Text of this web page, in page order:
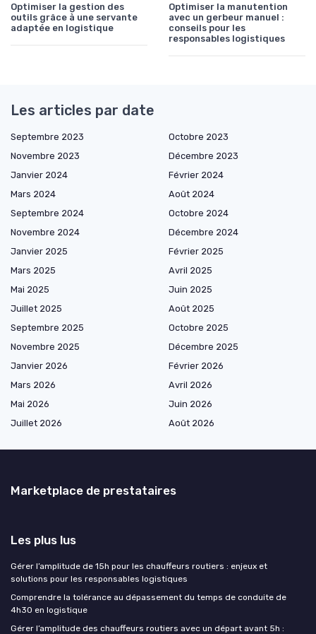
Optimiser la gestion des
outils grâce à une servante
adaptée en logistique
Optimiser la manutention
avec un gerbeur manuel :
conseils pour les
responsables logistiques
Les articles par date
Septembre 2023
Octobre 2023
Novembre 2023
Décembre 2023
Janvier 2024
Février 2024
Mars 2024
Août 2024
Septembre 2024
Octobre 2024
Novembre 2024
Décembre 2024
Janvier 2025
Février 2025
Mars 2025
Avril 2025
Mai 2025
Juin 2025
Juillet 2025
Août 2025
Septembre 2025
Octobre 2025
Novembre 2025
Décembre 2025
Janvier 2026
Février 2026
Mars 2026
Avril 2026
Mai 2026
Juin 2026
Juillet 2026
Août 2026
Marketplace de prestataires
Les plus lus
Gérer l’amplitude de 15h pour les chauffeurs routiers : enjeux et
solutions pour les responsables logistiques
Comprendre la tolérance au dépassement du temps de conduite de
4h30 en logistique
Gérer l’amplitude des chauffeurs routiers avec un départ avant 5h :